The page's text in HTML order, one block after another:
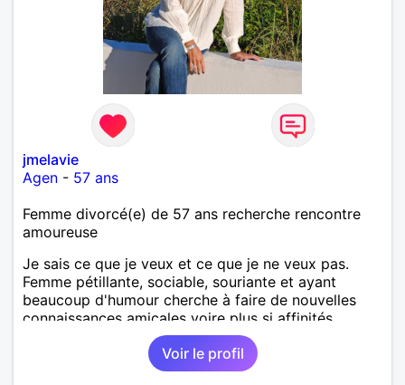
jmelavie
Agen - 57 ans
Femme divorcé(e) de 57 ans recherche rencontre
amoureuse
Je sais ce que je veux et ce que je ne veux pas.
Femme pétillante, sociable, souriante et ayant
beaucoup d'humour cherche à faire de nouvelles
connaissances amicales voire plus si affinités.
Voir le profil